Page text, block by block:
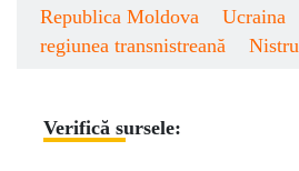
Republica Moldova
Ucraina
regiunea transnistreană
Nistru
Verifică sursele: